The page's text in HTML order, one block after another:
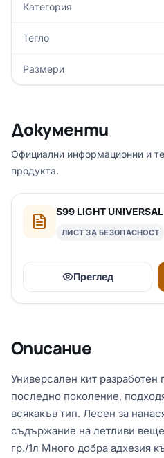
Категория
Тегло
Размери
Документи
Официални информационни и
продукта.
S99 LIGHT
ЛИСТ ЗА БЕЗОПАСНОСТ
Преглед
Описание
Универсален кит разработен
последно поколение,
всякакъв тип. Лесен за
съдържание на летливи
гр./1л Много добра адхезия